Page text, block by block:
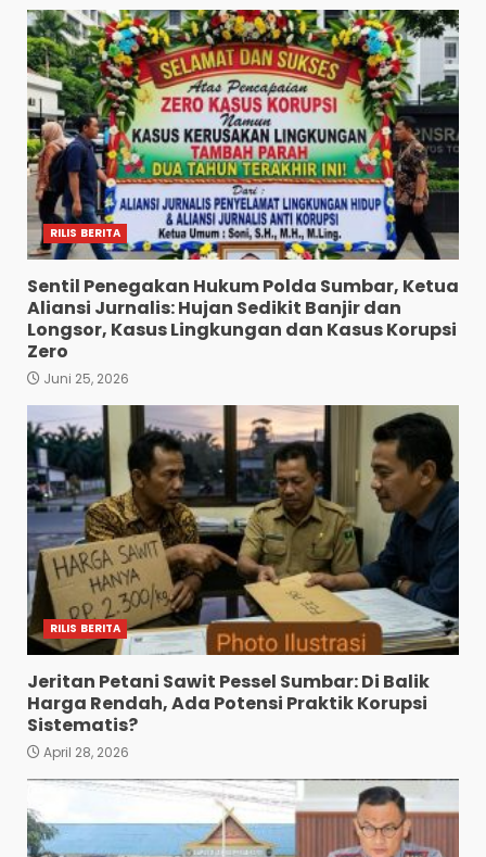
RILIS BERITA
Sentil Penegakan Hukum Polda Sumbar, Ketua
Aliansi Jurnalis: Hujan Sedikit Banjir dan
Longsor, Kasus Lingkungan dan Kasus Korupsi
Zero
Juni 25, 2026
RILIS BERITA
Jeritan Petani Sawit Pessel Sumbar: Di Balik
Harga Rendah, Ada Potensi Praktik Korupsi
Sistematis?
April 28, 2026